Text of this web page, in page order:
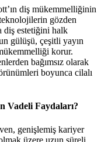
diş mükemmelliğinin
gözden
diş estetiğini halk
gülüşü, çeşitli yayın
korur.
bağımsız olarak
boyunca cilalı
Vadeli Faydaları?
genişlemiş kariyer
üzere uzun süreli